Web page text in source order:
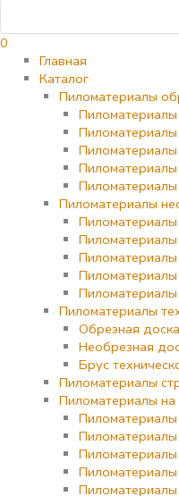
0
Главная
Каталог
Пиломатериалы
Пиломатериалы
Пиломатериалы
Обрезная
Необрезная
Брус
Пиломатериалы
Пиломатериалы на
Пиломатериалы
Пиломатериалы
Пиломатериалы